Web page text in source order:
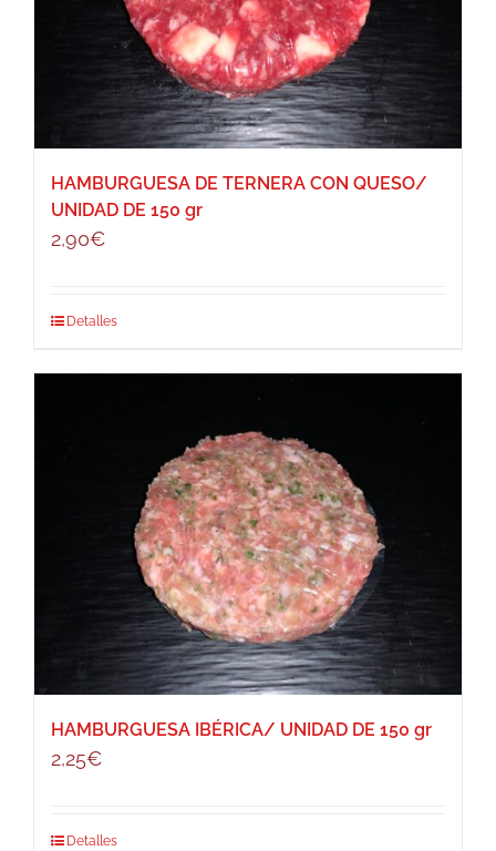
HAMBURGUESA DE TERNERA CON QUESO/
UNIDAD DE 150 gr
2,90€
Detalles
HAMBURGUESA IBÉRICA/ UNIDAD DE 150 gr
2,25€
Detalles